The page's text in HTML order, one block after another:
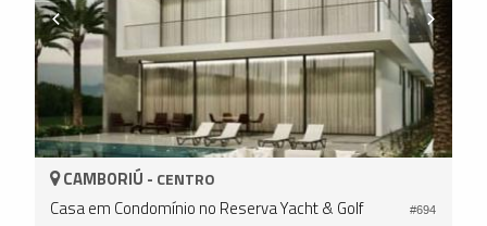
#694
CAMBORIÚ - CENTRO
Casa em Condomínio no Reserva Yacht & Golf